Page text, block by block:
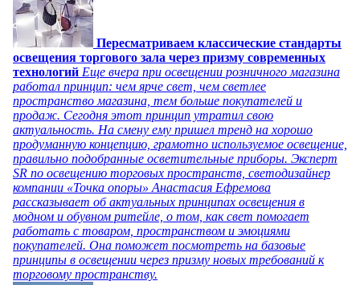
Пересматриваем классические стандарты
освещения торгового зала через призму современных
технологий Еще вчера при освещении розничного магазина
работал принцип: чем ярче свет, чем светлее
пространство магазина, тем больше покупателей и
продаж. Сегодня этот принцип утратил свою
актуальность. На смену ему пришел тренд на хорошо
продуманную концепцию, грамотно используемое освещение,
правильно подобранные осветительные приборы. Эксперт
SR по освещению торговых пространств, светодизайнер
компании «Точка опоры» Анастасия Ефремова
рассказывает об актуальных принципах освещения в
модном и обувном ритейле, о том, как свет помогает
работать с товаром, пространством и эмоциями
покупателей. Она поможет посмотреть на базовые
принципы в освещении через призму новых требований к
торговому пространству.